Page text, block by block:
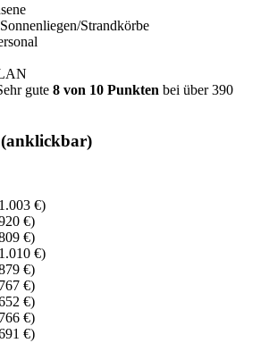
Strandkörbe
gute 8 von 10 Punkten bei über 390
(anklickbar)
€)
€)
€)
€)
€)
€)
€)
€)
€)